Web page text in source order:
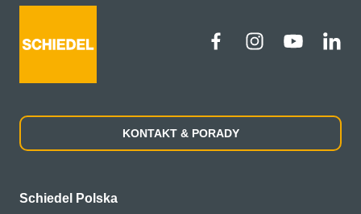
KONTAKT & PORADY
Schiedel Polska